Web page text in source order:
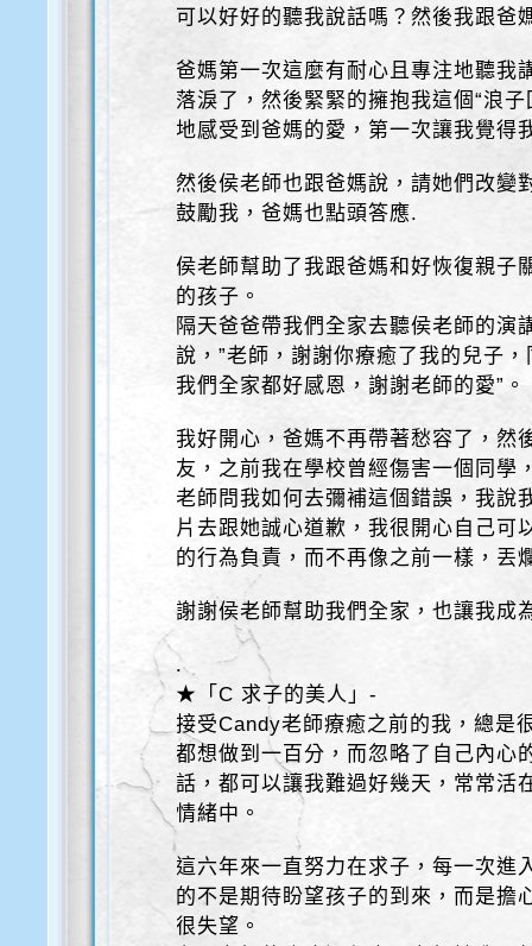
可以好好的聽我說話嗎？然後我跟爸
爸媽第一次這麼有耐心且專注地聽我
落淚了，然後緊緊的擁抱我這個“浪
地感受到爸媽的愛，第一次讓我覺得
然後侯老師也跟爸媽說，請她們改變
鼓勵我，爸媽也點頭答應.
侯老師幫助了我跟爸媽和好恢復親子
的孩子。
隔天爸爸帶我們全家去聽侯老師的演
說，”老師，謝謝你療癒了我的兒子
我們全家都好感恩，謝謝老師的愛”。
我好開心，爸媽不再帶著愁容了，然
友，之前我在學校曾經傷害一個同學
老師問我如何去彌補這個錯誤，我說
片去跟她誠心道歉，我很開心自己可
的行為負責，而不再像之前一樣，丟
謝謝侯老師幫助我們全家，也讓我成
.
★「C 求子的美人」-
接受Candy老師療癒之前的我，總是
都想做到一百分，而忽略了自己內心
話，都可以讓我難過好幾天，常常活
情緒中。
這六年來一直努力在求子，每一次進
的不是期待盼望孩子的到來，而是擔
很失望。